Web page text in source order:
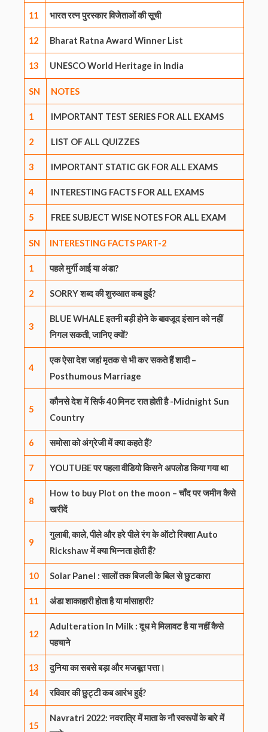
11 भारत रत्न पुरस्कार विजेताओं की सूची
12 Bharat Ratna Award Winner List
13 UNESCO World Heritage in India
SN NOTES
1 IMPORTANT TEST SERIES FOR ALL EXAMS
2 LIST OF ALL QUIZZES
3 IMPORTANT STATIC GK FOR ALL EXAMS
4 INTERESTING FACTS FOR ALL EXAMS
5 FREE SUBJECT WISE NOTES FOR ALL EXAM
SN INTERESTING FACTS PART-2
1 पहले मुर्गी आई या अंडा?
2 SORRY शब्द की शुरुआत कब हुई?
3
BLUE WHALE इतनी बड़ी होने के बावजूद इंसान को नहीं
निगल सकती, जानिए क्यों?
4
एक ऐसा देश जहां मृतक से भी कर सकते हैं शादी –
Posthumous Marriage
5
कौनसे देश में सिर्फ 40 मिनट रात होती है -Midnight Sun
Country
6 समोसा को अंग्रेजी में क्या कहते हैं?
7 YOUTUBE पर पहला वीडियो किसने अपलोड किया गया था
8
How to buy Plot on the moon – चाँद पर जमीन कैसे
खरीदें
9
गुलाबी, काले, पीले और हरे पीले रंग के ऑटो रिक्शा Auto
Rickshaw में क्या भिन्नता होती हैं?
10 Solar Panel : सालों तक बिजली के बिल से छुटकारा
11 अंडा शाकाहारी होता है या मांसाहारी?
12
Adulteration In Milk : दूध मे मिलावट है या नहीं कैसे
पहचाने
13 दुनिया का सबसे बड़ा और मजबूत पत्ता।
14 रविवार की छुट्टी कब आरंभ हुई?
15
Navratri 2022: नवरात्रि में माता के नौ स्वरूपों के बारे में